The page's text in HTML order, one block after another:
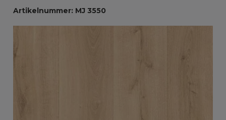
Artikelnummer: MJ 3550